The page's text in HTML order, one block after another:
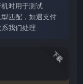
时用于测试
匹配，如遇支付
我们处理
下载